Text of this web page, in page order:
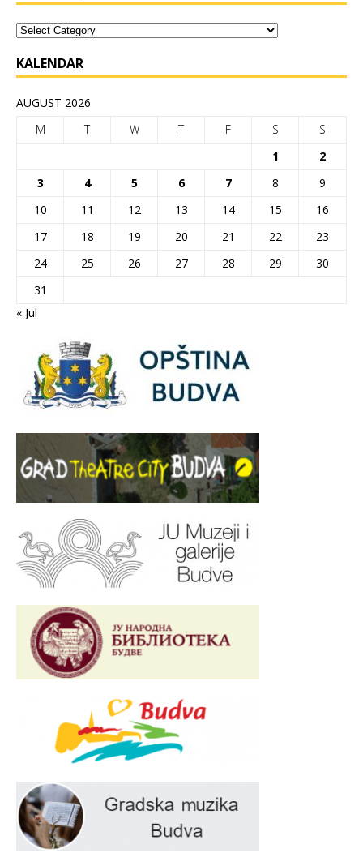
KALENDAR
AUGUST 2026
M
T W T F S
S
1
2
3
4 5 6 7 8
9
10
11 12 13 14 15
16
17
18 19 20 21 22
23
24
25 26 27 28 29
30
31
« Jul